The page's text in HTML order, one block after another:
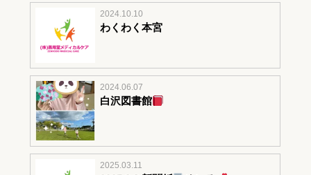
2024.10.10
わくわく本宮
2024.06.07
白沢図書館
2025.03.11